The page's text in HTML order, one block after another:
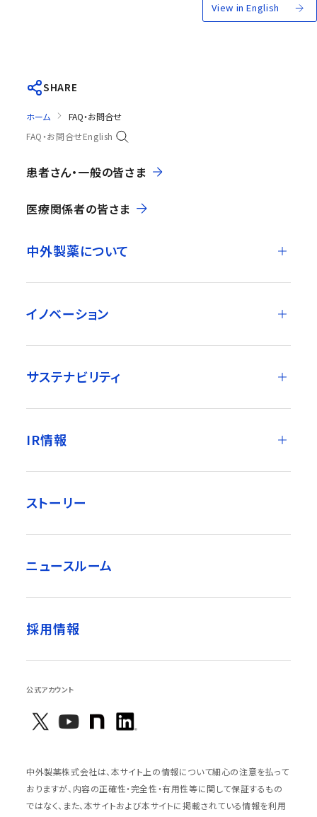
View in English
SHARE
ホーム
FAQ・お問合せ
FAQ・お問合せEnglish
患者さん・一般の皆さま
医療関係者の皆さま
中外製薬について
イノベーション
サステナビリティ
IR情報
ストーリー
ニュースルーム
採用情報
公式アカウント
中外製薬株式会社は、本サイト上の情報について細心の注意を払って
おりますが、内容の正確性・完全性・有用性等に関して保証するもの
ではなく、また、本サイトおよび本サイトに掲載されている情報を利用